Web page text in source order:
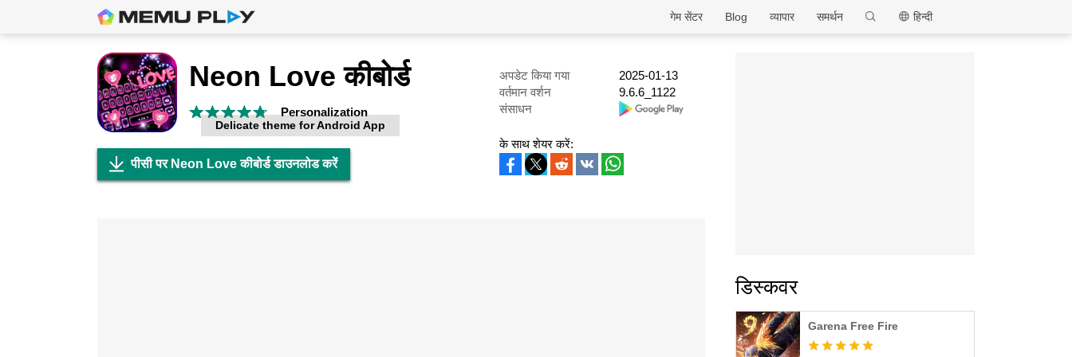
MEmu
हिन्दी
समर्थन
व्यापार
Blog
गेम सेंटर
Neon Love कीबोर्ड
Personalization
Delicate theme for Android App
अपडेट किया गया
2025-01-13
वर्तमान वर्शन
9.6.6_1122
संसाधन
पीसी पर Neon Love कीबोर्ड डाउनलोड करें
के साथ शेयर करें:
डिस्कवर
Garena Free Fire